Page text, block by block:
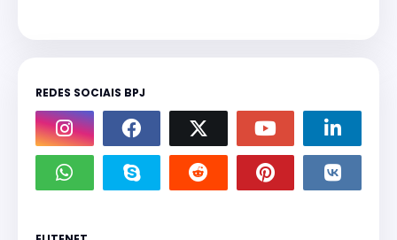
REDES SOCIAIS BPJ